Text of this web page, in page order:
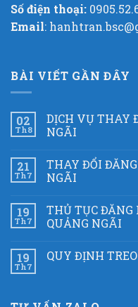
Số điện thoại:
Email:
BÀI VIẾT GẦN ĐÂY
02
Th8
DỊCH VỤ THAY
NGÃI
21
Th7
THAY ĐỔI
NGÃI
19
Th7
THỦ TỤC
QUẢNG NGÃI
19
Th7
QUY ĐỊNH